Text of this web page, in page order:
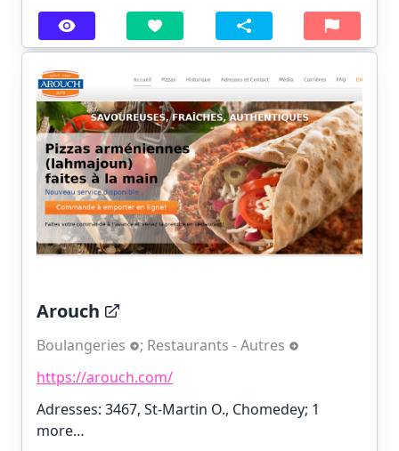
Arouch
Boulangeries ; Restaurants - Autres
https://arouch.com/
Adresses: 3467, St-Martin O., Chomedey; 1
more…